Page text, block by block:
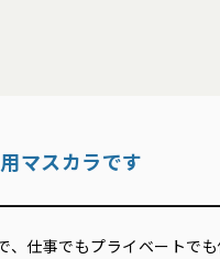
マスカラです
仕事でもプライベートでも